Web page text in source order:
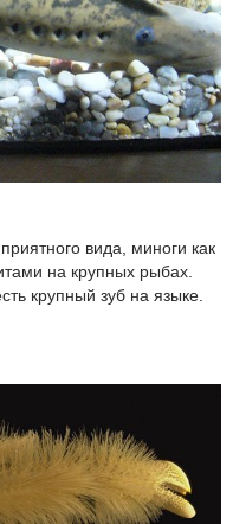
вида, миноги как
на крупных рыбах.
крупный зуб на языке.